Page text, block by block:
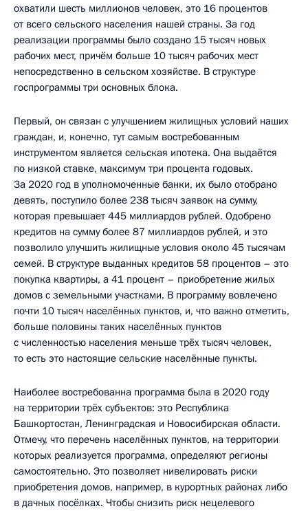
охватили шесть миллионов человек, это 16 процентов
от всего сельского населения нашей страны. За год
реализации программы было создано 15 тысяч новых
рабочих мест, причём больше 10 тысяч рабочих мест
непосредственно в сельском хозяйстве. В структуре
госпрограммы три основных блока.
Первый, он связан с улучшением жилищных условий наших
граждан, и, конечно, тут самым востребованным
инструментом является сельская ипотека. Она выдаётся
по низкой ставке, максимум три процента годовых.
За 2020 год в уполномоченные банки, их было отобрано
девять, поступило более 238 тысяч заявок на сумму,
которая превышает 445 миллиардов рублей. Одобрено
кредитов на сумму более 87 миллиардов рублей, и это
позволило улучшить жилищные условия около 45 тысячам
семей. В структуре выданных кредитов 58 процентов – это
покупка квартиры, а 41 процент – приобретение жилых
домов с земельными участками. В программу вовлечено
почти 10 тысяч населённых пунктов, и, что важно отметить,
больше половины таких населённых пунктов
с численностью населения меньше трёх тысяч человек,
то есть это настоящие сельские населённые пункты.
Наиболее востребованна программа была в 2020 году
на территории трёх субъектов: это Республика
Башкортостан, Ленинградская и Новосибирская области.
Отмечу, что перечень населённых пунктов, на территории
которых реализуется программа, определяют регионы
самостоятельно. Это позволяет нивелировать риски
приобретения домов, например, в курортных районах либо
в дачных посёлках. Чтобы снизить риск нецелевого